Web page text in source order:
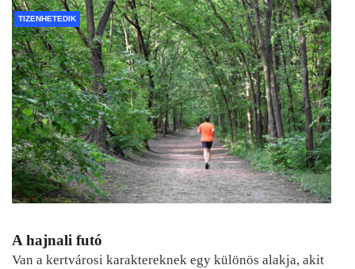
TIZENHETEDIK
A hajnali futó
Van a kertvárosi karaktereknek egy különös alakja, akit